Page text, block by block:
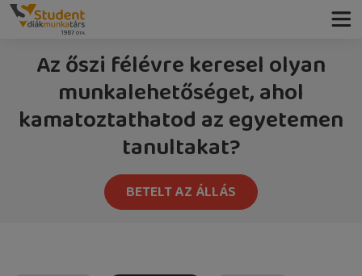
Az őszi félévre keresel olyan
munkalehetőséget, ahol
kamatoztathatod az egyetemen
tanultakat?
BETELT AZ ÁLLÁS